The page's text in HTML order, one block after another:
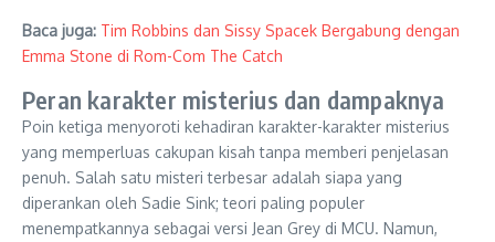
Baca juga: Tim Robbins dan Sissy Spacek Bergabung dengan
Emma Stone di Rom-Com The Catch
Peran karakter misterius dan dampaknya
Poin ketiga menyoroti kehadiran karakter-karakter misterius
yang memperluas cakupan kisah tanpa memberi penjelasan
penuh. Salah satu misteri terbesar adalah siapa yang
diperankan oleh Sadie Sink; teori paling populer
menempatkannya sebagai versi Jean Grey di MCU. Namun,